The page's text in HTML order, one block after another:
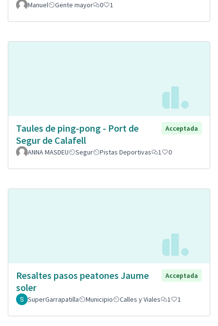
Manuel Gente mayor 0 1
Taules de ping-pong - Port de
Segur de Calafell
Acceptada
ANNA MASDEU Segur Pistas Deportivas 1 0
Resaltes pasos peatones Jaume
soler
Acceptada
SuperGarrapatilla Municipio Calles y Viales 1 1